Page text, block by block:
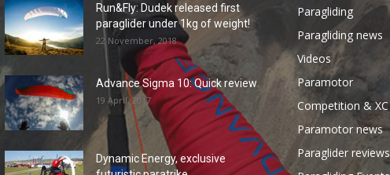
Run&Fly: Dudek released first
paraglider under 1kg of weight!
22 November, 2018
Advance Sigma 10: Quick review
19 April, 2017
Dynamic Energy, exclusive
Paragliding
Paragliding news
Videos
Paramotor
Competition & XC
Paramotor news
Paraglider reviews